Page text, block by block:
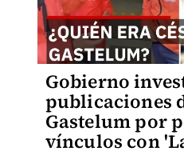
Gobierno
publicaciones
Gastelum por
vínculos con